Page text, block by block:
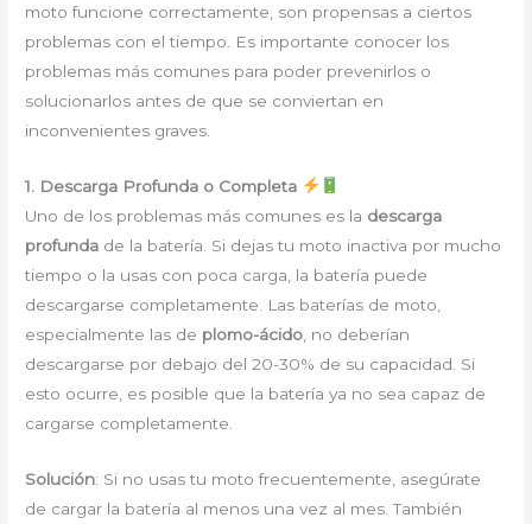
moto funcione correctamente, son propensas a ciertos
problemas con el tiempo. Es importante conocer los
problemas más comunes para poder prevenirlos o
solucionarlos antes de que se conviertan en
inconvenientes graves.
1. Descarga Profunda o Completa
Uno de los problemas más comunes es la descarga
profunda de la batería. Si dejas tu moto inactiva por mucho
tiempo o la usas con poca carga, la batería puede
descargarse completamente. Las baterías de moto,
especialmente las de plomo-ácido , no deberían
descargarse por debajo del 20-30% de su capacidad. Si
esto ocurre, es posible que la batería ya no sea capaz de
cargarse completamente.
Solución: Si no usas tu moto frecuentemente, asegúrate
de cargar la batería al menos una vez al mes. También